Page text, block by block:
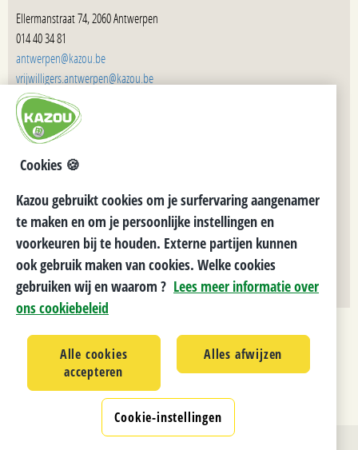
Ellermanstraat 74, 2060 Antwerpen
014 40 34 81
antwerpen@kazou.be
vrijwilligers.antwerpen@kazou.be
Openingsuren:
Maandag: 09u00 - 12u00 en 13u00 - 16u30
Woensdag:09u00 - 12u00 en 13u00 - 16u30
Donderdag:09u00 - 12u00 en 13u00 - 16u30
Vrijdag:09u00 - 12u00
Cookies 🍪
Kazou gebruikt cookies om je surfervaring aangenamer
te maken en om je persoonlijke instellingen en
voorkeuren bij te houden. Externe partijen kunnen
ook gebruik maken van cookies. Welke cookies
gebruiken wij en waarom ? Lees meer informatie over
ons cookiebeleid
Alle cookies
accepteren
Alles afwijzen
Cookie-instellingen